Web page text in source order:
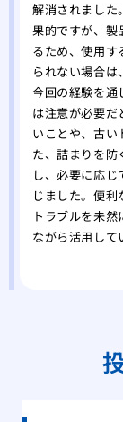
解消されました
果的ですが、製
るため、使用
られない場合は
今回の経験を通
は注意が必要
いことや、古
た、詰まりを
し、必要に応
じました。便
トラブルを未
ながら活用して